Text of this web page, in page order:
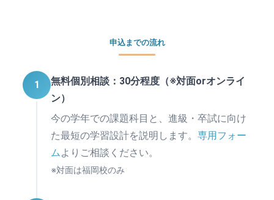
申込までの流れ
1
無料個別相談：30分程度（※対面orオンライ
ン）
今の学年での課題科目と、進級・卒試に向け
た最短の学習設計を説明します。専用フォー
ムよりご相談ください。
※対面は福岡校のみ